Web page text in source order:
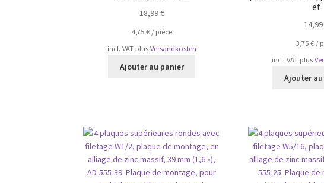
18,99€
4,75 €/ pièce
incl. VAT plus Versandkosten
Ajouter au panier
et
3,75€ /
incl. VAT plus
Ajouter